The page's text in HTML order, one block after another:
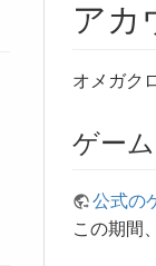
アカ
オメガク
ゲー
公式の
この期間